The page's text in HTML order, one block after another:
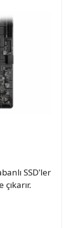
SSD'ler